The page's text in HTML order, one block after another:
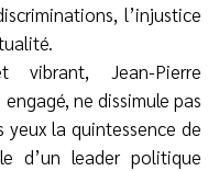
l’injustice
Jean-Pierre
ne dissimule pas
yeux la quintessence de
d’un leader politique